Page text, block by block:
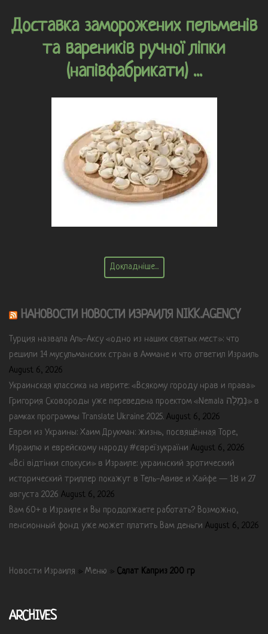
Доставка заморожених пельменів
та вареників ручної ліпки
(напівфабрикати) ...
Докладніше...
НАНОВОСТИ НОВОСТИ ИЗРАИЛЯ NIKK.AGENCY
Турция назвала Аль-Аксу «одно из наших святых мест»: что
решили 14 мусульманских стран в Аммане и что ответил Израиль
August 6, 2026
Украинская классика на иврите: «Всякому городу нрав и права»
Григория Сковороды уже переведена проектом «Nemala נְמָלָה» в
рамках программы Translate Ukraine 2025. August 6, 2026
Евреи из Украины: Хаим Друкман: жизнь, посвящённая Торе,
Израилю и еврейскому народу #євреїзукраїни August 6, 2026
«Всі відтінки спокуси» в Израиле: украинский эротический
исторический триллер покажут в Тель-Авиве и Хайфе — 18 и 27
августа 2026 August 6, 2026
Вам 60+ в Израиле и Вы продолжаете работать? Возможно,
пенсионный фонд уже может платить Вам деньги August 6, 2026
Новости Израиля » Меню » Салат Каприз 200 гр
ARCHIVES